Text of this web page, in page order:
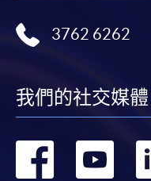
3762 6262
我們的社交媒體
轉
轉